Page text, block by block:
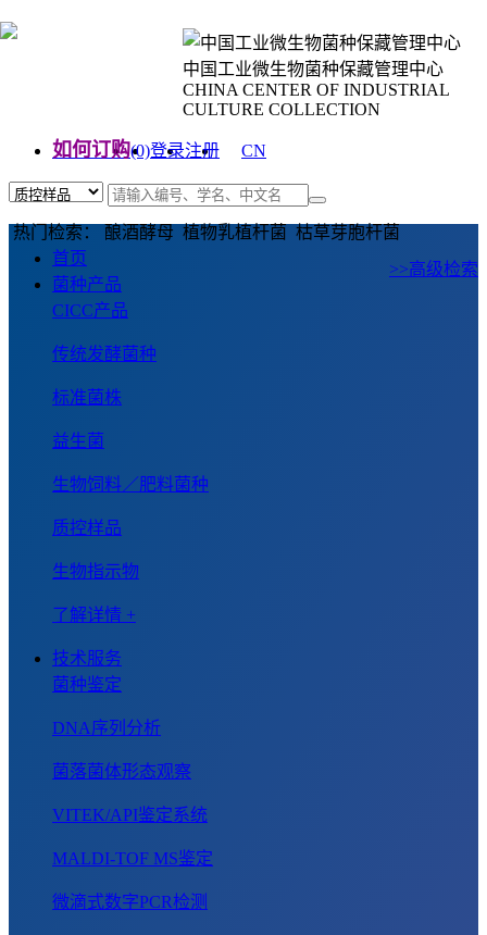
中国工业微生物菌种保藏管理中心
CHINA CENTER OF INDUSTRIAL
CULTURE COLLECTION
如何订购(0)登录注册
CN
热门检索： 酿酒酵母 植物乳植杆菌 枯草芽胞杆菌
>>高级检索
首页
菌种产品
CICC产品
传统发酵菌种
标准菌株
益生菌
生物饲料／肥料菌种
质控样品
生物指示物
了解详情 +
技术服务
菌种鉴定
DNA序列分析
菌落菌体形态观察
VITEK/API鉴定系统
MALDI-TOF MS鉴定
微滴式数字PCR检测